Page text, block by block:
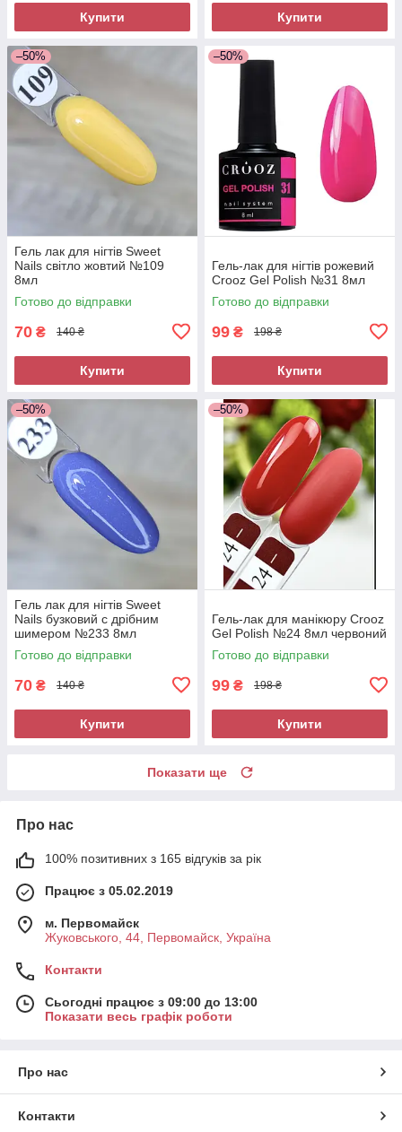
Купити Купити
–50%
Гель лак для нігтів Sweet
Nails світло жовтий №109
8мл
Готово до відправки
70 ₴ 140 ₴
Купити
–50%
Гель-лак для нігтів рожевий
Crooz Gel Polish №31 8мл
Готово до відправки
99 ₴ 198 ₴
Купити
–50%
Гель лак для нігтів Sweet
Nails бузковий c дрібним
шимером №233 8мл
Готово до відправки
70 ₴ 140 ₴
Купити
–50%
Гель-лак для манікюру Crooz
Gel Polish №24 8мл червоний
Готово до відправки
99 ₴ 198 ₴
Купити
Показати ще
Про нас
100% позитивних з 165 відгуків за рік
Працює з 05.02.2019
м. Первомайск
Жуковського, 44, Первомайск, Україна
Контакти
Сьогодні працює з 09:00 до 13:00
Показати весь графік роботи
Про нас
Контакти